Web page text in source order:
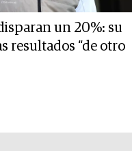
un 20%: su
resultados “de otro